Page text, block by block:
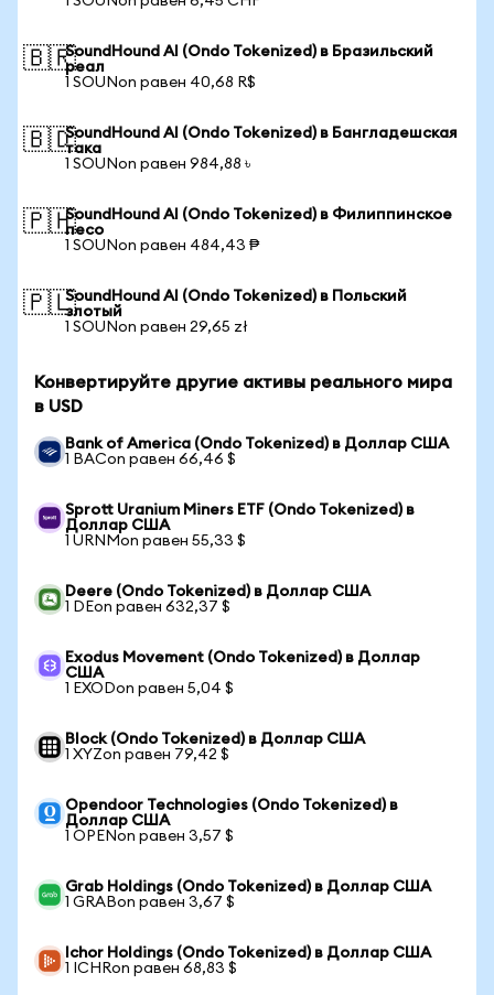
🇧🇷SoundHound AI (Ondo Tokenized) в Бразильский
реал
1 SOUNon равен 40,68 R$
🇧🇩SoundHound AI (Ondo Tokenized) в Бангладешская
така
1 SOUNon равен 984,88 ৳
🇵🇭SoundHound AI (Ondo Tokenized) в Филиппинское
песо
1 SOUNon равен 484,43 ₱
🇵🇱SoundHound AI (Ondo Tokenized) в Польский
злотый
1 SOUNon равен 29,65 zł
Конвертируйте другие активы реального мира
в USD
Bank of America (Ondo Tokenized) в Доллар США
1 BACon равен 66,46 $
Sprott Uranium Miners ETF (Ondo Tokenized) в
Доллар США
1 URNMon равен 55,33 $
Deere (Ondo Tokenized) в Доллар США
1 DEon равен 632,37 $
Exodus Movement (Ondo Tokenized) в Доллар
США
1 EXODon равен 5,04 $
Block (Ondo Tokenized) в Доллар США
1 XYZon равен 79,42 $
Opendoor Technologies (Ondo Tokenized) в
Доллар США
1 OPENon равен 3,57 $
Grab Holdings (Ondo Tokenized) в Доллар США
1 GRABon равен 3,67 $
Ichor Holdings (Ondo Tokenized) в Доллар США
1 ICHRon равен 68,83 $